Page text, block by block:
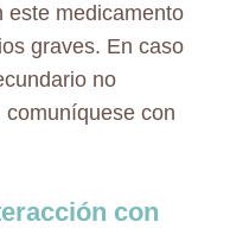
este medicamento
graves. En caso
no
con
con